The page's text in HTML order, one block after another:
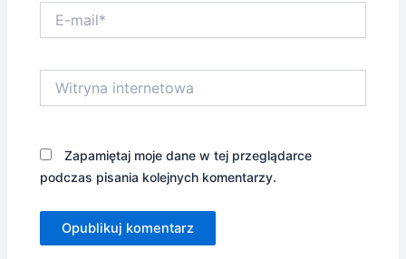
mail*
internetowa
Zapamiętaj moje dane w tej przeglądarce
podczas pisania kolejnych komentarzy.